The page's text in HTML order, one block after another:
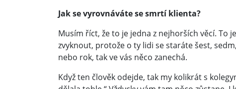
Jak se vyrovnáváte se smrtí klienta?
Musím říct, že to je jedna z nejhorších věcí. To
zvyknout, protože o ty lidi se staráte šest,
nebo rok, tak ve vás něco zanechá.
Když ten člověk odejde, tak my kolikrát s